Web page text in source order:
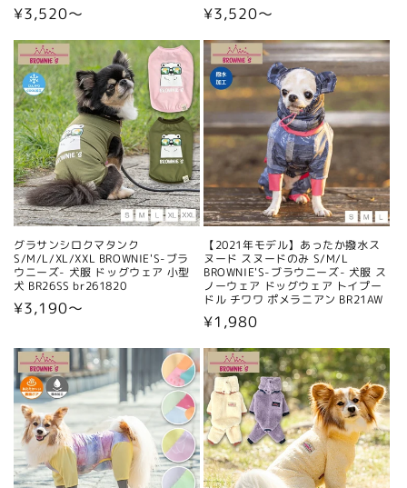
通
常
価
格
¥3,520〜
通
常
価
格
¥3,520〜
グラサンシロクマタンク
S/M/L/XL/XXL BROWNIE'S-ブラ
ウニーズ- 犬服 ドッグウェア 小型
犬 BR26SS br261820
通
価
格
¥3,190〜
【2021年モデル】あったか撥水ス
ヌード スヌードのみ S/M/L
BROWNIE'S-ブラウニーズ- 犬服 ス
ノーウェア ドッグウェア トイプー
ドル チワワ ポメラニアン BR21AW
通
常
価
格
¥1,980